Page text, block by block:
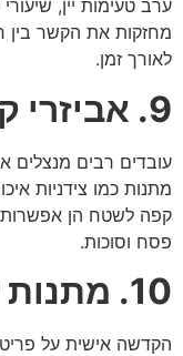
ערב טעימות יין,
מחזקות את הקשר בין
לאורך זמן.
9. אביזרי קמפינג ופיקניק
עובדים רבים מנצלים
מתנות כמו צידניות
קפה לשטח הן אפשרות
פסח וסוכות.
10. מתנות עם חריטה אישית
הקדשה אישית על